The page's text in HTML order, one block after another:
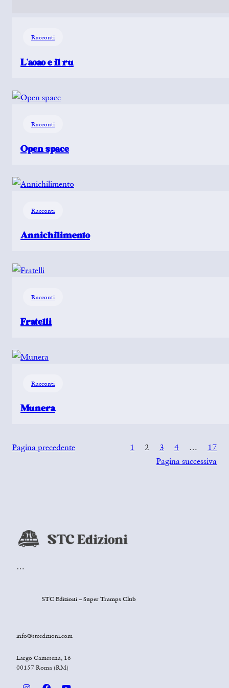
Racconti
L’aoao e il ru
Racconti
Open space
Racconti
Annichilimento
Racconti
Fratelli
Racconti
Munera
Pagina precedente 1 2 3 4 …
17
Pagina successiva
…
STC Edizioni – Super Tramps Club
info@stcedizioni.com
Largo Camesena, 16
00157 Roma (RM)